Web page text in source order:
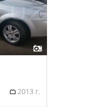
2013 г.